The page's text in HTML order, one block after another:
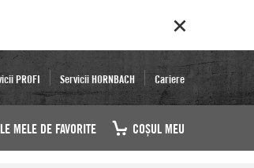
PROFI Servicii HORNBACH Cariere
MELE DE FAVORITE COŞUL MEU